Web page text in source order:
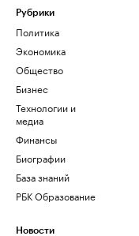
Рубрики
Политика
Экономика
Общество
Бизнес
Технологии и
медиа
Финансы
Биографии
База знаний
РБК Образование
Новости